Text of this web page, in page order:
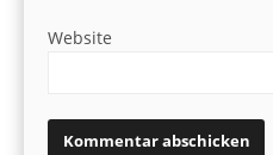
Website